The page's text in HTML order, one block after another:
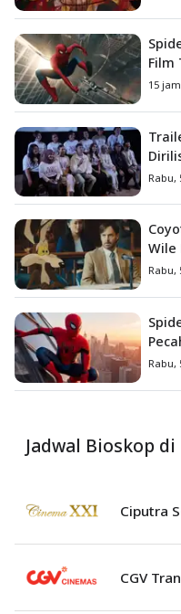
Film
15
Rabu,
Wile
Rabu,
Rabu,
Jadwal Bioskop
Ciputra
CGV